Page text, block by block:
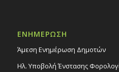
ΕΝΗΜΕΡΩΣΗ
Άμεση Ενημέρωση Δημοτών
Ηλ. Υποβολή Ένστασης